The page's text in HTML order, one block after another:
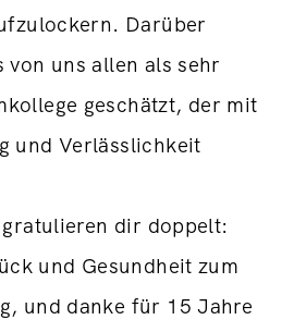
Darüber
von uns allen als sehr
geschätzt, der mit
und Verlässlichkeit
dir doppelt:
und Gesundheit zum
und danke für 15 Jahre